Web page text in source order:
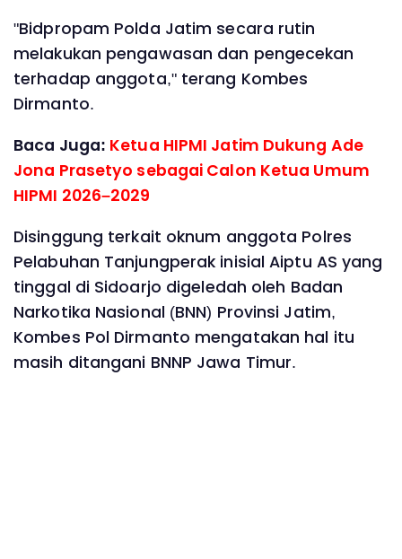
"Bidpropam Polda Jatim secara rutin
melakukan pengawasan dan pengecekan
terhadap anggota," terang Kombes
Dirmanto.
Baca Juga: Ketua HIPMI Jatim Dukung Ade
Jona Prasetyo sebagai Calon Ketua Umum
HIPMI 2026–2029
Disinggung terkait oknum anggota Polres
Pelabuhan Tanjungperak inisial Aiptu AS yang
tinggal di Sidoarjo digeledah oleh Badan
Narkotika Nasional (BNN) Provinsi Jatim,
Kombes Pol Dirmanto mengatakan hal itu
masih ditangani BNNP Jawa Timur.